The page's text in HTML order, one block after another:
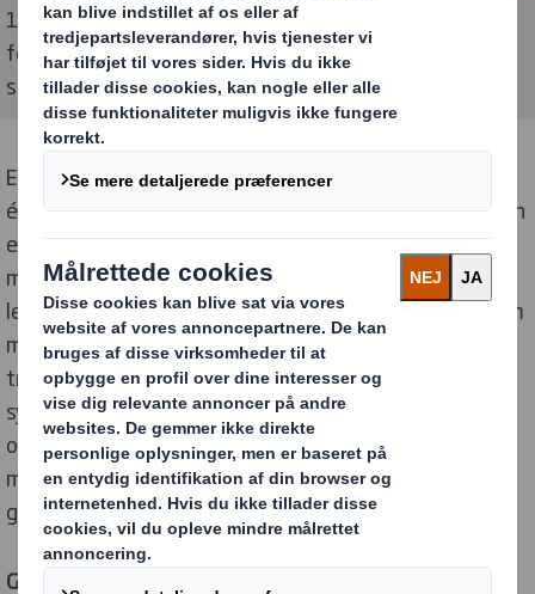
100 % genanvendelig legetøjsemballage er både til
forsendelse og PLAYMOBIL produktemballage på
samme tid.
Emballageløsningen har tryk på ydersiden af kassen, i
én farve med billeder af legetøjet. Indersiden af kassen
er, som sædvanligt for legetøjsmærket, i flot design
med flerfarvet tryk i høj kvalitet. De, der ønsker at give
legetøjssættet i gave, kan derfor blot vende æsken om
med et par simple trin, så det flotte design og den
traditionelle, farverige PLAYMOBIL emballage bliver
synlig. Så selv om emballagen er blevet transporteret
og har påsatte forsendelsesetiketter på ydersiden,
modtager kunden en fejlfri produktemballage klar til
gave, til samlingen eller opbevaring.
Genanvendelig og vendbar emballage optimerer